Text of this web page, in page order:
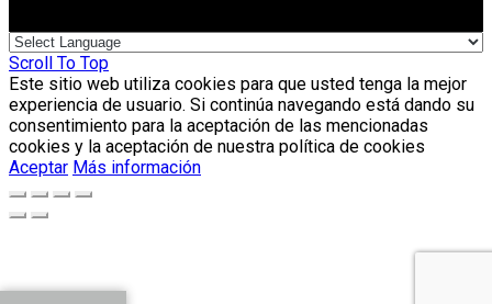
Scroll To Top
Este sitio web utiliza cookies para que usted tenga la mejor
experiencia de usuario. Si continúa navegando está dando su
consentimiento para la aceptación de las mencionadas
cookies y la aceptación de nuestra política de cookies
Aceptar Más información